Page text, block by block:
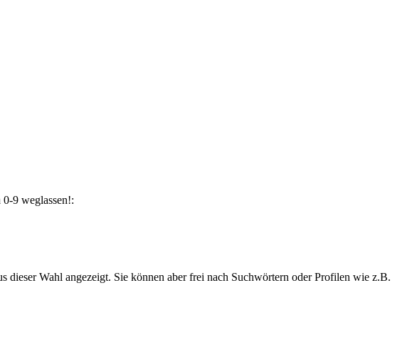
9 weglassen!:
dieser Wahl angezeigt. Sie können aber frei nach Suchwörtern oder Profilen wie z.B.